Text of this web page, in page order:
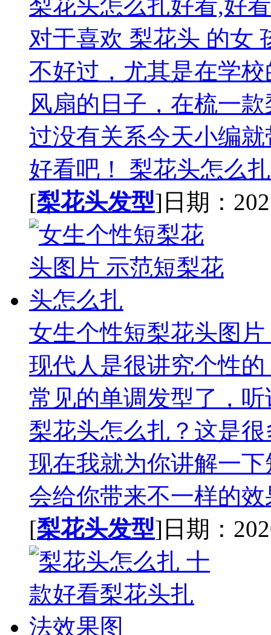
梨花头怎么扎好看,好
对于喜欢 梨花头 的女
不好过，尤其是在学
风扇的日子，在梳一
过没有关系今天小编
好看吧！ 梨花头怎么
[梨花头发型]日期：
女生个性短梨花头图
现代人是很讲究个性
常见的单调发型了，
梨花头怎么扎？这是
现在我就为你讲解一
会给你带来不一样的效
[梨花头发型]日期：